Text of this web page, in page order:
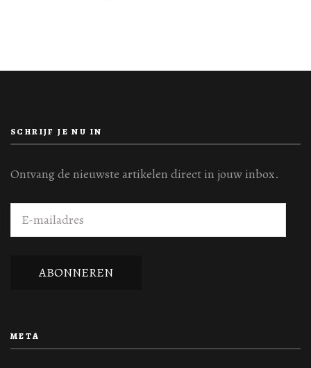
SCHRIJF JE NU IN
Ontvang de nieuwste artikelen direct in jouw inbox.
mailadres
ABONNEREN
META